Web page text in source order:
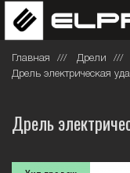
Главная
Дрели
Дрель электрическая
Дрель